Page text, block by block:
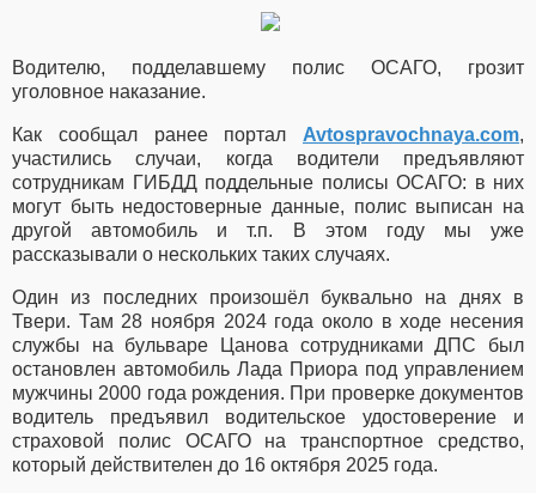
Водителю, подделавшему полис ОСАГО, грозит
уголовное наказание.
Как сообщал ранее портал Avtospravochnaya.com,
участились случаи, когда водители предъявляют
сотрудникам ГИБДД поддельные полисы ОСАГО: в них
могут быть недостоверные данные, полис выписан на
другой автомобиль и т.п. В этом году мы уже
рассказывали о нескольких таких случаях.
Один из последних произошёл буквально на днях в
Твери. Там 28 ноября 2024 года около в ходе несения
службы на бульваре Цанова сотрудниками ДПС был
остановлен автомобиль Лада Приора под управлением
мужчины 2000 года рождения. При проверке документов
водитель предъявил водительское удостоверение и
страховой полис ОСАГО на транспортное средство,
который действителен до 16 октября 2025 года.